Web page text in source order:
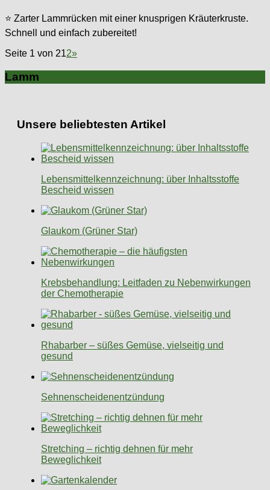
⭐ Zarter Lammrücken mit einer knusprigen Kräuterkruste.
Schnell und einfach zubereitet!
Seite 1 von 212»
Lamm
Unsere beliebtesten Artikel
Lebensmittelkennzeichnung: über Inhaltsstoffe
Bescheid wissen
Glaukom (Grüner Star)
Krebsbehandlung: Leitfaden zu Nebenwirkungen
der Chemotherapie
Rhabarber – süßes Gemüse, vielseitig und
gesund
Sehnenscheidenentzündung
Stretching – richtig dehnen für mehr
Beweglichkeit